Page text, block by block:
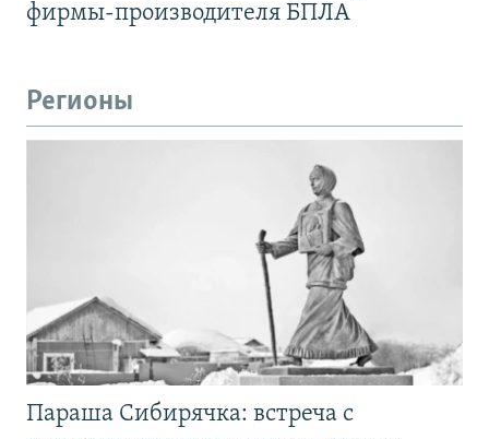
фирмы-производителя БПЛА
Регионы
Параша Сибирячка: встреча с